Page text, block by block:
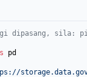
dipasang, sila:
pd